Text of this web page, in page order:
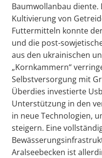
Baumwollanbau
Kultivierung von
Futtermitteln konnte
und die post-
aus den ukrainischen
„Kornkammern“
Selbstversorgung mit
Überdies investierte
Unterstützung in den
in neue Technologien,
steigern. Eine
Aralseebecken ist